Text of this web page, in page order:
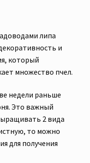
липа
и
который
множество пчел.
недели раньше
Это важный
2 вида
то можно
для получения